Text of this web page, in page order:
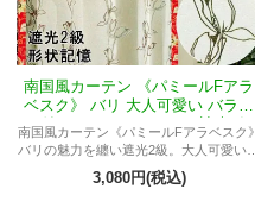
南国風カーテン 《パミールFアラ
ベスク》 バリ 大人可愛い バラン
ス付きフラットスタイル 遮光2級
アイボリー色 サイアムチューリッ
プ柄
南国風カーテン《パミールFアラベスク》
バリの魅力を纏い遮光2級。大人可愛いア
イボリー色、サイアムチューリップ柄。
形状記憶加工で美しい形維持。
3,080円(税込)